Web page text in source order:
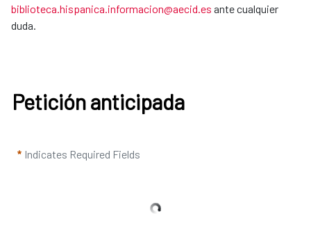
biblioteca.hispanica.informacion@aecid.es ante cualquier
duda.
Petición anticipada
Indicates Required Fields